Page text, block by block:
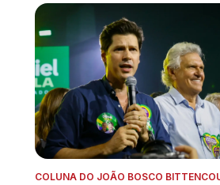
COLUNA DO JOÃO BOSCO